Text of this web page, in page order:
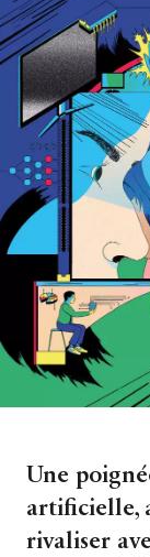
Une
artificielle,
rivaliser